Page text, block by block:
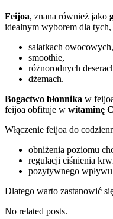
Feijoa, znana również jako
idealnym wyborem dla
sałatkach owocowych,
smoothie,
różnorodnych
dżemach.
Bogactwo błonnika w
feijoa obfituje w witaminę C
Włączenie feijoa do
obniżenia poziomu
regulacji ciśnienia
pozytywnego
Dlatego warto zastanowić
No related posts.